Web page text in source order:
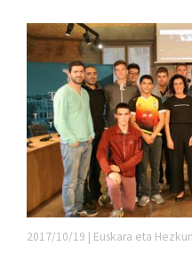
2017/10/19 | Euskara eta